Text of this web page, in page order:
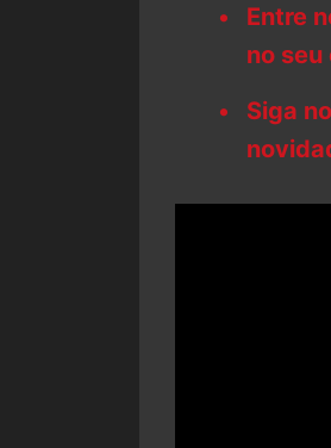
Entre
no seu
Siga